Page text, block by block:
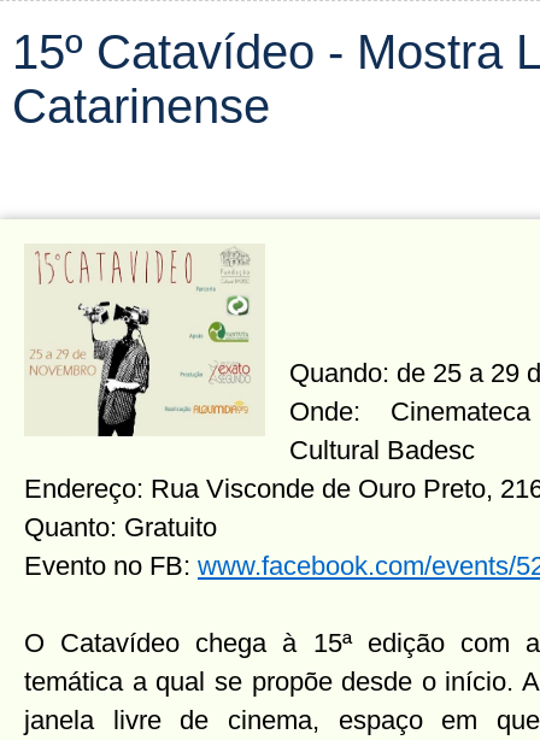
15º Catavídeo - Mostra
Catarinense
Quando: de 25 a 29
Onde:
Cultural Badesc
Endereço: Rua Visconde de Ouro Preto,
Quanto: Gratuito
Evento no FB: www.facebook.com/events/
O Catavídeo chega à 15ª edição com a
temática a qual se propõe desde o início. A
janela livre de cinema, espaço em que